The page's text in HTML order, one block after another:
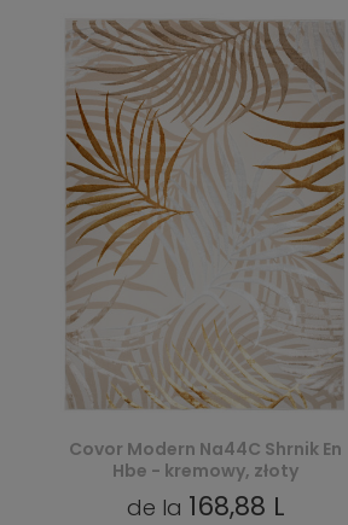
Covor Modern Na44C Shrnik En
Hbe - kremowy, złoty
de la 168,88 L